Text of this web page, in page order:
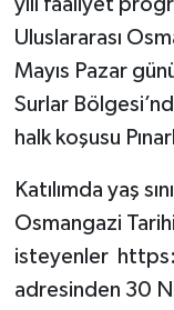
Uluslararası
Mayıs Pazar
Surlar
halk koşusu
Katılımda yaş
Osmangazi
isteyenler
adresinden 30